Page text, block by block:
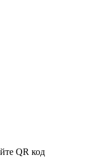
QR код